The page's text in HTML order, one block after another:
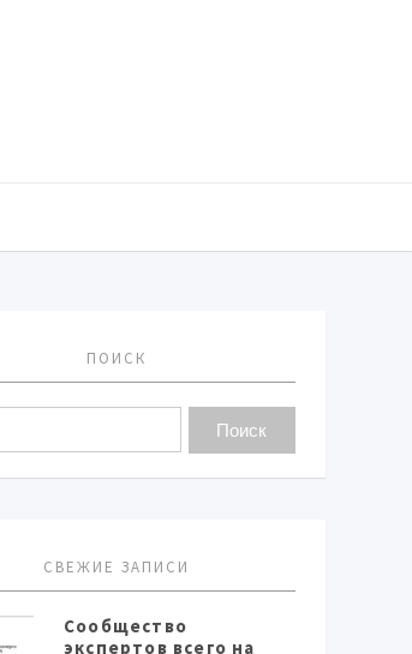
ПОИСК
СВЕЖИЕ ЗАПИСИ
Сообщество
экспертов всего на